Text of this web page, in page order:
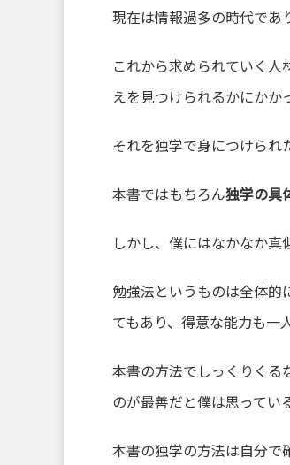
現在は情報過多の時代であ
これから求められていく
えを見つけられるかにかか
それを独学で身につけられ
本書ではもちろん独学の具
しかし、僕にはなかなか真
勉強法というものは全体的
てもあり、得意な能力も一
本書の方法でしっくりくる
のが最善だと僕は思ってい
本書の独学の方法は自分で